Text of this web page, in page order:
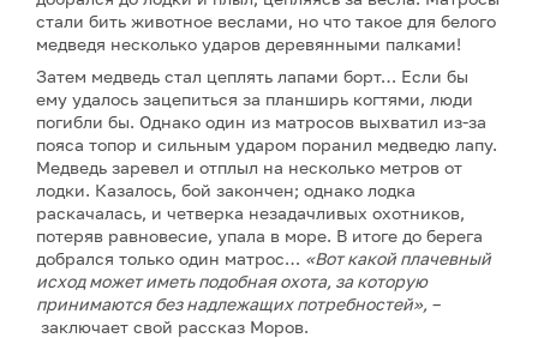
стали бить животное веслами, но что такое для белого
медведя несколько ударов деревянными палками!
Затем медведь стал цеплять лапами борт… Если бы
ему удалось зацепиться за планширь когтями, люди
погибли бы. Однако один из матросов выхватил из-за
пояса топор и сильным ударом поранил медведю лапу.
Медведь заревел и отплыл на несколько метров от
лодки. Казалось, бой закончен; однако лодка
раскачалась, и четверка незадачливых охотников,
потеряв равновесие, упала в море. В итоге до берега
добрался только один матрос… «Вот какой плачевный
исход может иметь подобная охота, за которую
принимаются без надлежащих потребностей», –
заключает свой рассказ Моров.